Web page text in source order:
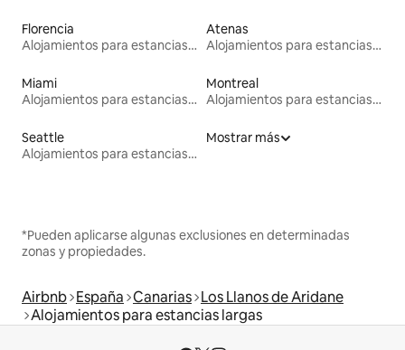
Florencia
Alojamientos para estancias largas
Atenas
Alojamientos para estancias largas
Miami
Alojamientos para estancias largas
Montreal
Alojamientos para estancias largas
Seattle
Alojamientos para estancias largas
Mostrar más
*Pueden aplicarse algunas exclusiones en determinadas
zonas y propiedades.
Airbnb España Canarias Los Llanos de Aridane
Alojamientos para estancias largas